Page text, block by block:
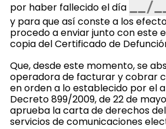
por haber fallecido el día
y para que así conste a los
procedo a enviar junto con este
copia del Certificado de
Que, desde este momento, se
operadora de facturar y cobrar
en orden a lo establecido por el
Decreto 899/2009, de 22 de
aprueba la carta de derechos
servicios de comunicaciones